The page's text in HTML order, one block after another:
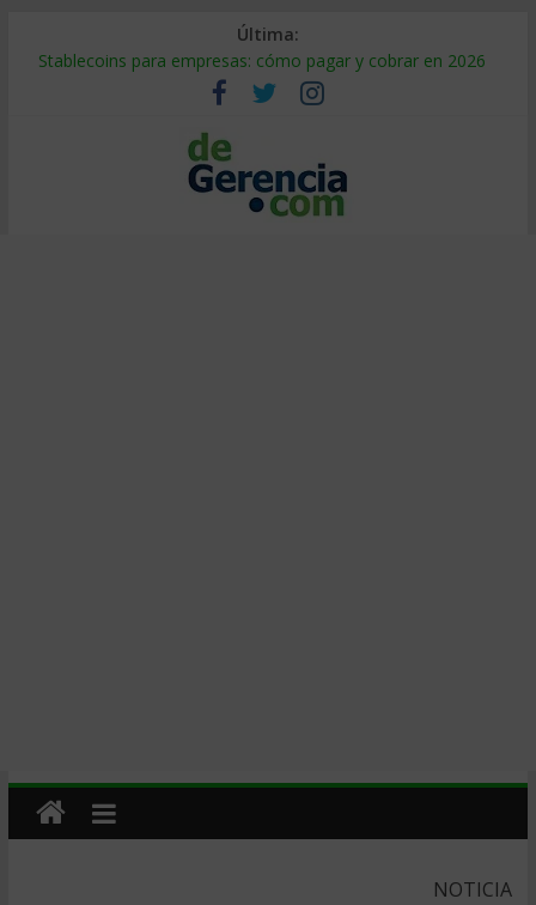
Última:
Stablecoins para empresas: cómo pagar y cobrar en 2026
Despido silencioso: qué es y por qué sale tan caro
IA en selección de personal: cómo auditarla a tiempo
Trabajo forzoso en la cadena de suministro: qué hacer
Mercado hispano de EE. UU.: cómo segmentarlo y venderle
NOTICIA